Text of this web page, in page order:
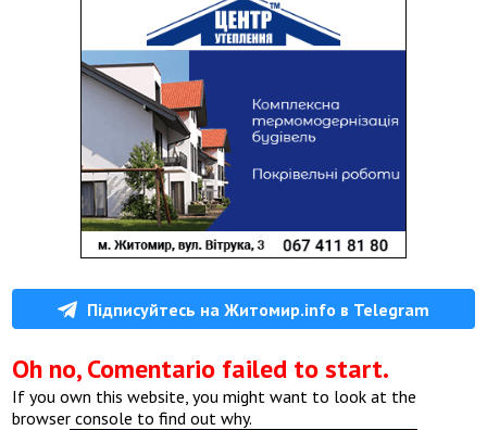
Підписуйтесь на Житомир.info в Telegram
Oh no, Comentario failed to start.
If you own this website, you might want to look at the
browser console to find out why.